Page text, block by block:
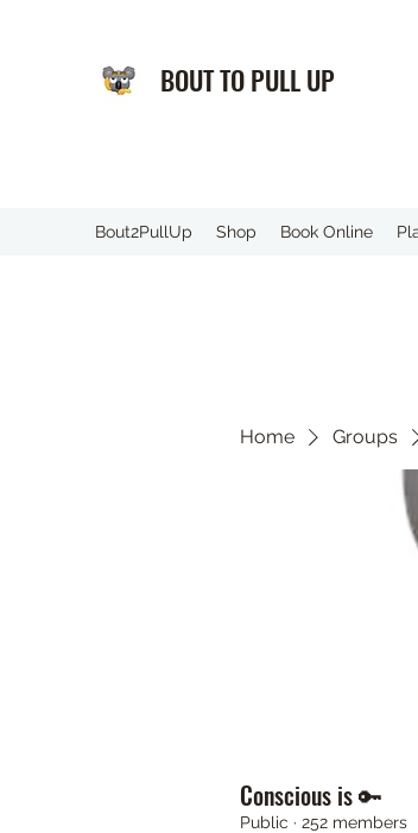
BOUT TO PULL UP
️Bout2PullUp Shop Book Online
Home Groups
Conscious is 🔑
Public · 252 members